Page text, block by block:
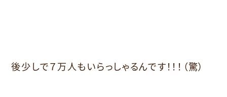
後少しで７万人もいらっしゃるんです！！！（驚）